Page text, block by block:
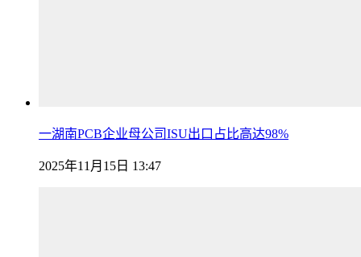
一湖南PCB企业母公司ISU出口占比高达98%
2025年11月15日 13:47